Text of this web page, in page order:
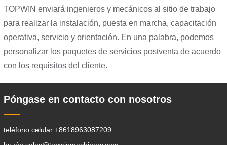
TOPWIN enviará ingenieros y mecánicos al sitio de trabajo
para realizar la instalación, puesta en marcha, capacitación
operativa, servicio y orientación. En una palabra, podemos
personalizar los paquetes de servicios postventa de acuerdo
con los requisitos del cliente.
Póngase en contacto con nosotros
teléfono celular:+8618963087209